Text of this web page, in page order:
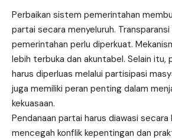
Perbaikan sistem pemerintahan
partai secara menyeluruh.
pemerintahan perlu diperkuat.
lebih terbuka dan akuntabel. Selain itu,
harus diperluas melalui partisipasi
juga memiliki peran penting dalam
kekuasaan.
Pendanaan partai harus diawasi
mencegah konflik kepentingan dan